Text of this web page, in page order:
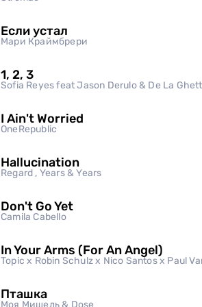
Если устал
Мари Краймбрери
1, 2, 3
Sofia Reyes feat Jason Derulo & De La
I Ain't Worried
OneRepublic
Hallucination
Regard , Years & Years
Don't Go Yet
Camila Cabello
In Your Arms (For An Angel)
Topic x Robin Schulz x Nico Santos x Paul
Пташка
Моя Мишель & Dose